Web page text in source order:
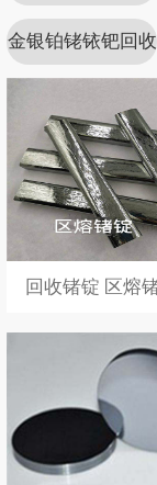
金银铂铑铱钯回收
回收锗锭 区熔